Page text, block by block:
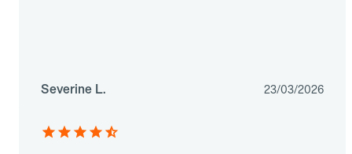
Severine L. 23/03/2026